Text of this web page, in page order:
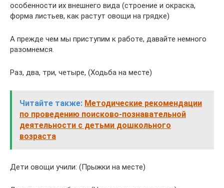
особенности их внешнего вида (строение и окраска,
форма листьев, как растут овощи на грядке)
А прежде чем мы приступим к работе, давайте немного
разомнемся.
Раз, два, три, четыре, (Ходьба на месте)
Читайте также: Методические рекомендации
по проведению поисково-познавательной
деятельности с детьми дошкольного
возраста
Дети овощи учили: (Прыжки на месте)